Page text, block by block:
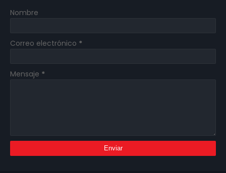
Nombre
Correo electrónico *
Mensaje *